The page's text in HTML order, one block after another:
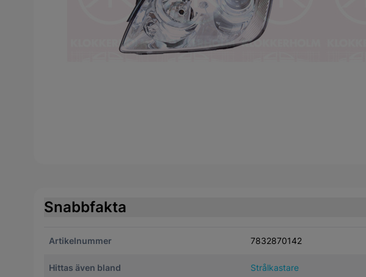
Snabbfakta
Artikelnummer 7832870142
Hittas även bland Strålkastare